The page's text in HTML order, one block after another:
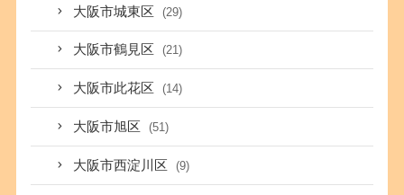
大阪市城東区 (29)
大阪市鶴見区 (21)
大阪市此花区 (14)
大阪市旭区 (51)
大阪市西淀川区 (9)